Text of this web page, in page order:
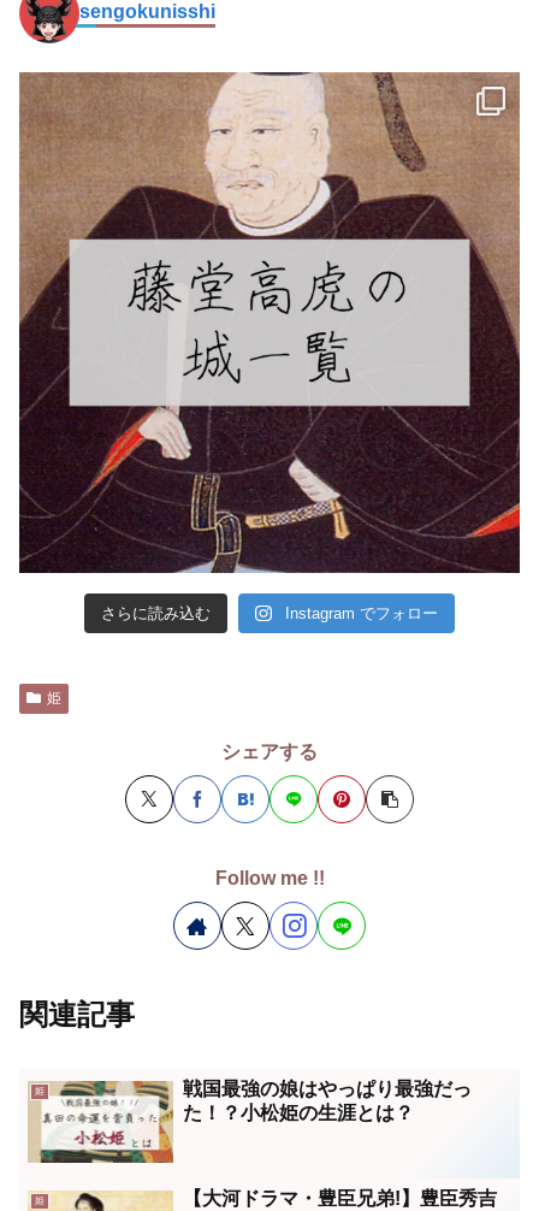
sengokunisshi
さらに読み込む Instagram でフォロー
姫
シェアする
Follow me !!
関連記事
姫
戦国最強の娘はやっぱり最強だっ
た！？小松姫の生涯とは？
姫
【大河ドラマ・豊臣兄弟!】豊臣秀吉